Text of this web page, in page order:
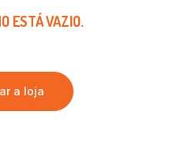
ESTÁ VAZIO.
a loja